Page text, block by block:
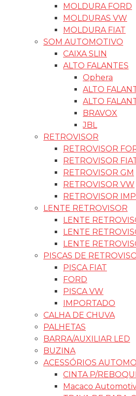
MOLDURA FORD
MOLDURAS VW
MOLDURA FIAT
SOM AUTOMOTIVO
CAIXA SLIN
ALTO FALANTES
Ophera
ALTO
ALTO
BRAVOX
JBL
RETROVISOR
RETROVISOR
RETROVISOR
RETROVISOR GM
RETROVISOR VW
RETROVISOR
LENTE RETROVISOR
LENTE
LENTE
LENTE
PISCAS DE
PISCA FIAT
FORD
PISCA VW
IMPORTADO
CALHA DE CHUVA
PALHETAS
BARRA/AUXILIAR LED
BUZINA
ACESSÓRIOS
CINTA P/
Macaco